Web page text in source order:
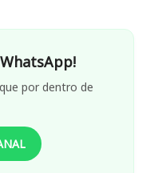
por dentro de